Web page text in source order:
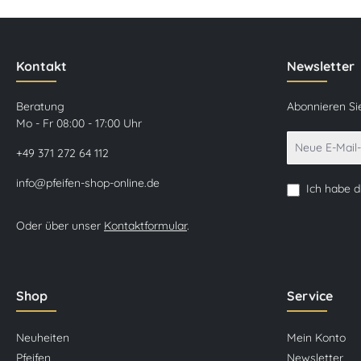
Kontakt
Beratung
Mo - Fr 08:00 - 17:00 Uhr
+49 371 272 64 112
info@pfeifen-shop-online.de
Oder über unser Kontaktformular.
Newsletter
Abonnieren
Ich habe
Shop
Neuheiten
Service
Mein Konto